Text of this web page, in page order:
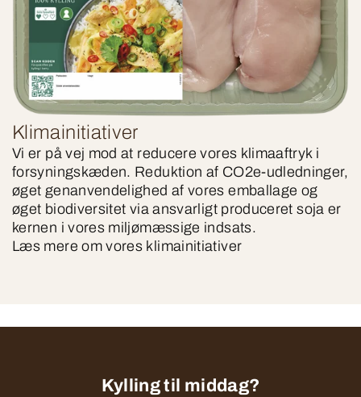
Klimainitiativer
Vi er på vej mod at reducere vores klimaaftryk i
forsyningskæden. Reduktion af CO2e-udledninger,
øget genanvendelighed af vores emballage og
øget biodiversitet via ansvarligt produceret soja er
kernen i vores miljømæssige indsats.
Læs mere om vores klimainitiativer
Kylling til middag?